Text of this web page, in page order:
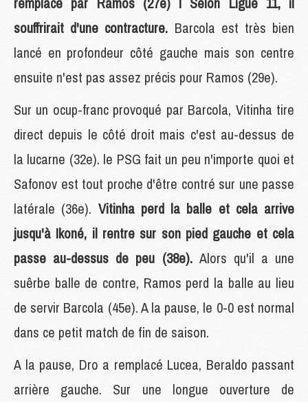
souffrirait d'une contracture. Barcola est très bien
lancé en profondeur côté gauche mais son centre
ensuite n'est pas assez précis pour Ramos (29e).
Sur un ocup-franc provoqué par Barcola, Vitinha tire
direct depuis le côté droit mais c'est au-dessus de
la lucarne (32e). le PSG fait un peu n'importe quoi et
Safonov est tout proche d'être contré sur une passe
latérale (36e). Vitinha perd la balle et cela arrive
jusqu'à Ikoné, il rentre sur son pied gauche et cela
passe au-dessus de peu (38e). Alors qu'il a une
suêrbe balle de contre, Ramos perd la balle au lieu
de servir Barcola (45e). A la pause, le 0-0 est normal
dans ce petit match de fin de saison.
A la pause, Dro a remplacé Lucea, Beraldo passant
arrière gauche. Sur une longue ouverture de